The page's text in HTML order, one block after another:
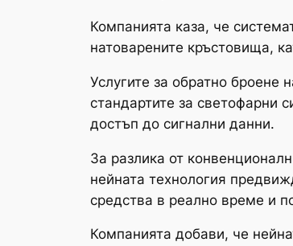
Компанията каза, че
натоварените кръстовища,
Услугите за обратно броене
стандартите за светофарни
достъп до сигнални данни.
За разлика от
нейната технология
средства в реално време и
Компанията добави, че